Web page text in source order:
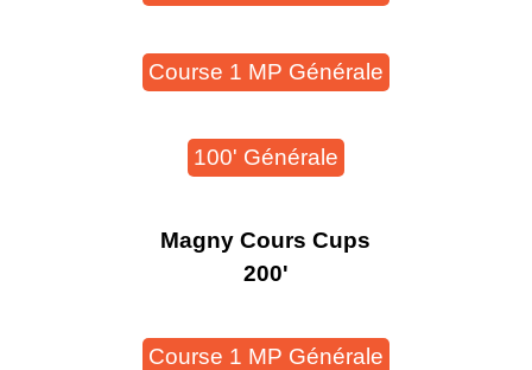
Course 1 MP Générale
100' Générale
Magny Cours Cups
200'
Course 1 MP Générale